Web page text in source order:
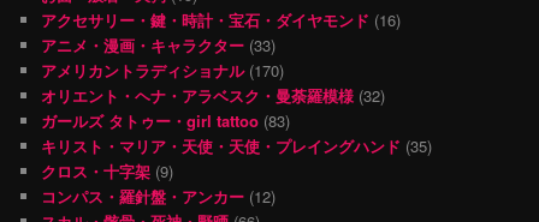
アクセサリー・鍵・時計・宝石・ダイヤモンド (16)
アニメ・漫画・キャラクター (33)
アメリカントラディショナル(170)
オリエント・ヘナ・アラベスク・曼荼羅模様 (32)
ガールズ タトゥー・girl tattoo (83)
キリスト・マリア・天使・天使・プレイングハンド (35)
クロス・十字架 (9)
コンパス・羅針盤・アンカー (12)